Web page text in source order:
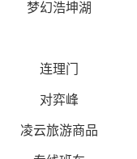
梦幻浩坤湖
连理门
对弈峰
凌云旅游商品